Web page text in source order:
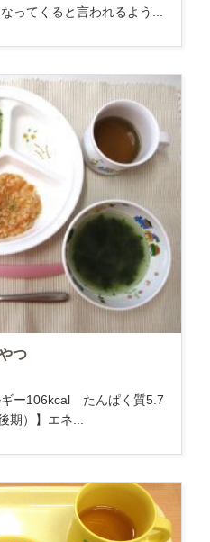
ってくると言われるよう...
つ
ギー106kcal たんぱく質5.7
）】エネ...